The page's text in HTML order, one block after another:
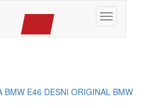
Toggle
navigation
BMW E46 DESNI ORIGINAL BMW